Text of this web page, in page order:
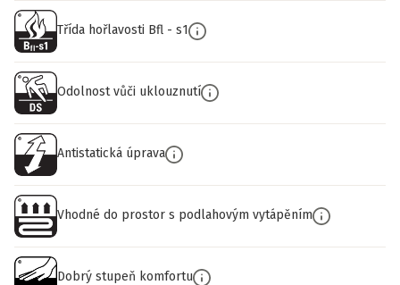
Třída hořlavosti Bfl - s1
Odolnost vůči uklouznutí
Antistatická úprava
Vhodné do prostor s podlahovým vytápěním
Dobrý stupeň komfortu